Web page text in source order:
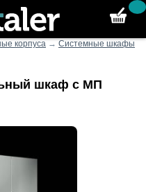
корпуса → Системные шкафы
шкаф с МП